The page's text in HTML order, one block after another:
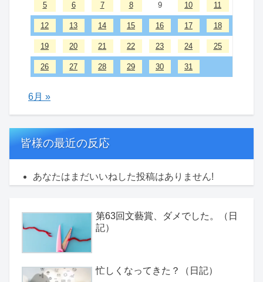
5 6 7 8 9 10 11
12 13 14 15 16 17 18
19 20 21 22 23 24 25
26 27 28 29 30 31
6月 »
皆様の最近の反応
あなたはまだいいねした投稿はありません!
第63回文藝賞、ダメでした。（日
記）
忙しくなってきた？（日記）